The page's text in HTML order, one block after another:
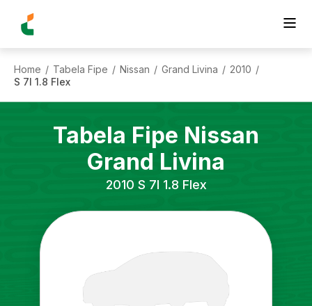
Home / Tabela Fipe / Nissan / Grand Livina / 2010 /
S 7l 1.8 Flex
Tabela Fipe Nissan
Grand Livina
2010 S 7l 1.8 Flex